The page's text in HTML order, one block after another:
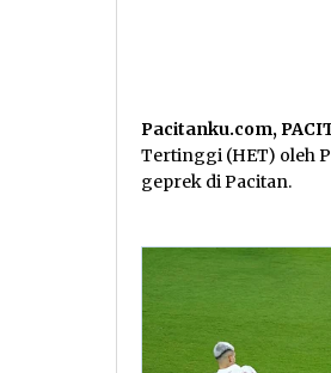
Pacitanku.com,
Tertinggi (HET) oleh
geprek di Pacitan.